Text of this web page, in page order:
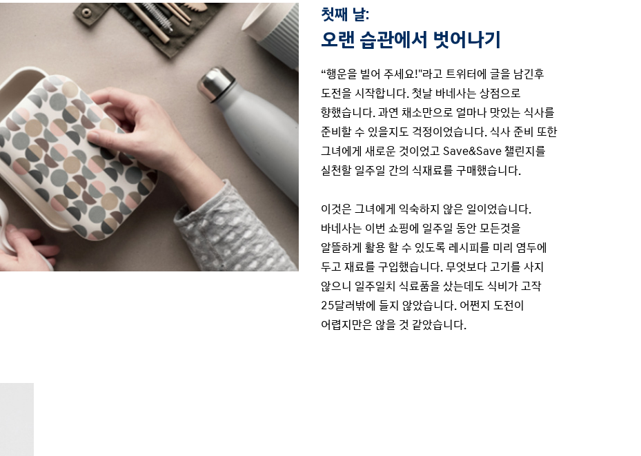
첫째 날:
오랜 습관에서 벗어나기
“행운을 빌어 주세요!"라고 트위터에 글을 남긴후
도전을 시작합니다. 첫날 바네사는 상점으로
향했습니다. 과연 채소만으로 얼마나 맛있는 식사를
준비할 수 있을지도 걱정이었습니다. 식사 준비 또한
그녀에게 새로운 것이었고 Save&Save 챌린지를
실천할 일주일 간의 식재료를 구매했습니다.
이것은 그녀에게 익숙하지 않은 일이었습니다.
바네사는 이번 쇼핑에 일주일 동안 모든것을
알뜰하게 활용 할 수 있도록 레시피를 미리 염두에
두고 재료를 구입했습니다. 무엇보다 고기를 사지
않으니 일주일치 식료품을 샀는데도 식비가 고작
25달러밖에 들지 않았습니다. 어쩐지 도전이
어렵지만은 않을 것 같았습니다.